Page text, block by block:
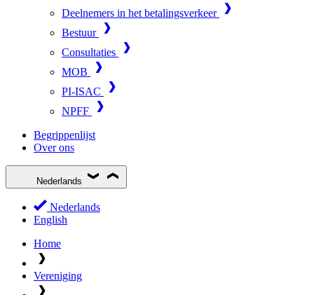
Deelnemers in het betalingsverkeer
Bestuur
Consultaties
MOB
PI-ISAC
NPFF
Begrippenlijst
Over ons
Nederlands
Nederlands
English
Home
Vereniging